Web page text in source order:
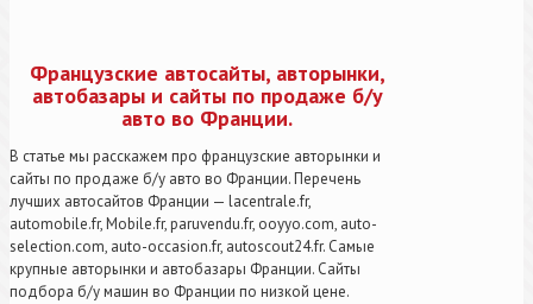
Французские автосайты, авторынки,
автобазары и сайты по продаже б/у
авто во Франции.
В статье мы расскажем про французские авторынки и
сайты по продаже б/у авто во Франции. Перечень
лучших автосайтов Франции — lacentrale.fr,
automobile.fr, Mobile.fr, paruvendu.fr, ooyyo.com, auto-
selection.com, auto-occasion.fr, autoscout24.fr. Самые
крупные авторынки и автобазары Франции. Сайты
подбора б/у машин во Франции по низкой цене.